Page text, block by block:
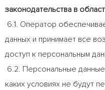
законодательства в
6.1. Оператор
данных и принимает все
доступ к персональным
6.2. Персональные
каких условиях не будут